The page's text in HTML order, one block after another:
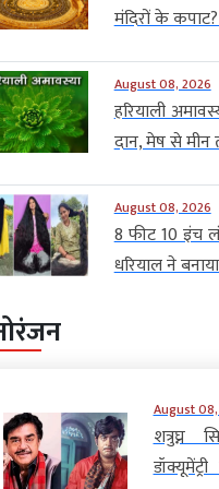
मंदिरों के
August 08, 2026
हरियाली
दान, मेष से
August 08, 2026
8 फीट 10 इंच
धरियाल ने
August
शत्रुघ्न